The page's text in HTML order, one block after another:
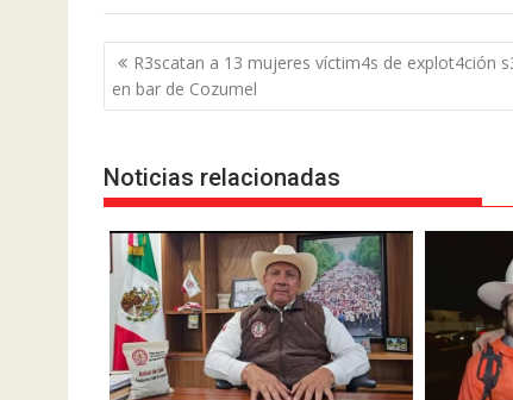
Navegación
de
entradas
R3scatan a 13 mujeres víctim4s de explot4ción
en bar de Cozumel
Noticias relacionadas